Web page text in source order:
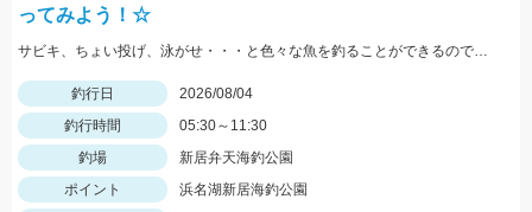
ってみよう！☆
サビキ、ちょい投げ、泳がせ・・・と色々な魚を釣ることができるので仕掛けも何種類か用意していけば楽しむことができますよ！
釣行日
2026/08/04
釣行時間
05:30～11:30
釣場
新居弁天海釣公園
ポイント
浜名湖新居海釣公園